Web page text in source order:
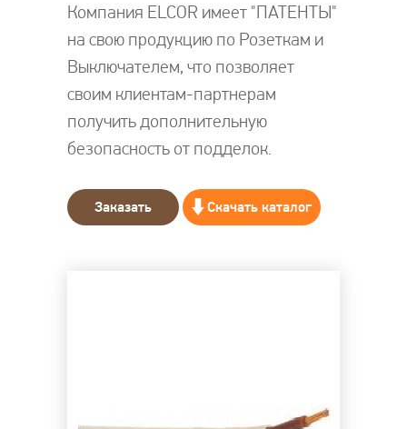
Компания ELCOR имеет "ПАТЕНТЫ"
на свою продукцию по Розеткам и
Выключателем, что позволяет
своим клиентам-партнерам
получить дополнительную
безопасность от подделок.
Заказать Скачать каталог